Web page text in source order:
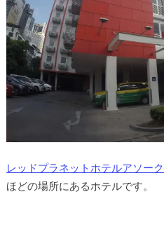
レッドプラネットホテルアソーク
ほどの場所にあるホテルです。